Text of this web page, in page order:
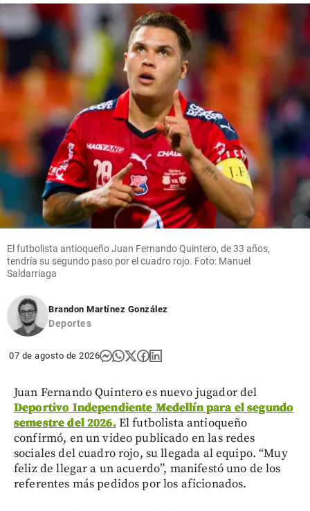
El futbolista antioqueño Juan Fernando Quintero, de 33 años,
tendría su segundo paso por el cuadro rojo. Foto: Manuel
Saldarriaga
Brandon Martínez González
Deportes
07 de agosto de 2026
Juan Fernando Quintero es nuevo jugador del
Deportivo Independiente Medellín para el segundo
semestre del 2026. El futbolista antioqueño
confirmó, en un video publicado en las redes
sociales del cuadro rojo, su llegada al equipo. “Muy
feliz de llegar a un acuerdo”, manifestó uno de los
referentes más pedidos por los aficionados.